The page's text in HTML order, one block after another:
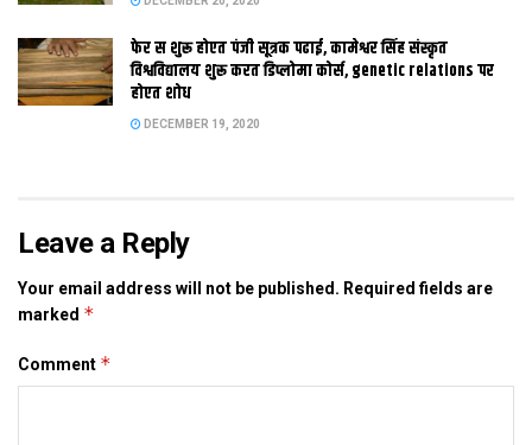
Tags: ramvilash
फेर स शुरू होएत पंजी सूत्रक पढाई, कामेश्वर सिंह संस्कृत
विश्वविद्यालय शुरू करत डिप्लोमा कोर्स, genetic relations पर
होएत शोध
DECEMBER 19, 2020
Leave a Reply
Your email address will not be published. Required fields are
marked *
Comment *